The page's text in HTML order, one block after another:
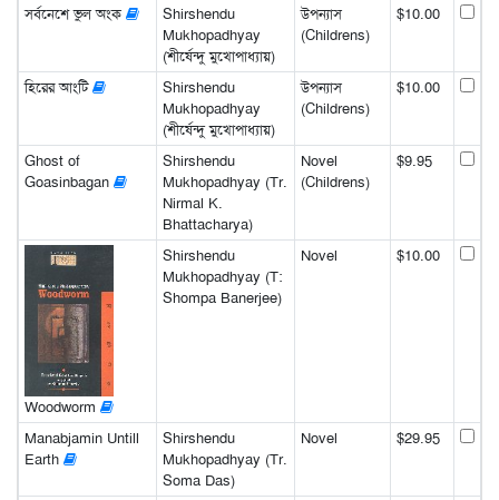
সর্বনেশে ভুল অংক
Shirshendu
Mukhopadhyay
(শীর্ষেন্দু মুখোপাধ্যায়)
উপন্যাস
(Childrens)
$10.00
হিরের আংটি
Shirshendu
Mukhopadhyay
(শীর্ষেন্দু মুখোপাধ্যায়)
উপন্যাস
(Childrens)
$10.00
Ghost of
Goasinbagan
Shirshendu
Mukhopadhyay (Tr.
Nirmal K.
Bhattacharya)
Novel
(Childrens)
$9.95
Woodworm
Shirshendu
Mukhopadhyay (T:
Shompa Banerjee)
Novel $10.00
Manabjamin Untill
Earth
Shirshendu
Mukhopadhyay (Tr.
Soma Das)
Novel $29.95